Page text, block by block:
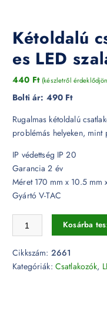
Kétoldalú
es LED
440 Ft (készletről
Bolti ár: 490 Ft
Rugalmas kétoldalú
problémás helyeken, mint
IP védettség IP 20
Garancia 2 év
Méret 170 mm x 10.5 mm
Gyártó V-TAC
Kétoldalú csatlakozó 10
Kosárba
Cikkszám: 2661
Kategóriák: Csatlakozók,